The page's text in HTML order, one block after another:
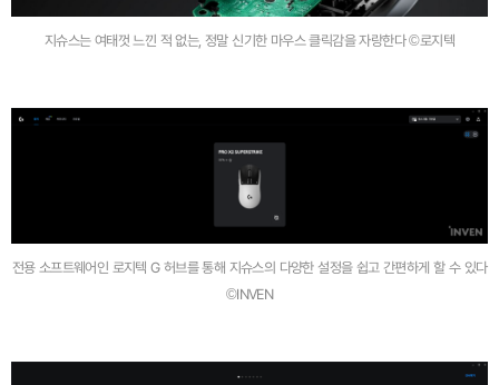
지슈스는 여태껏 느낀 적 없는, 정말 신기한 마우스 클릭감을 자랑한다 ©로지텍
전용 소프트웨어인 로지텍 G 허브를 통해 지슈스의 다양한 설정을 쉽고 간편하게 할 수 있다
©INVEN